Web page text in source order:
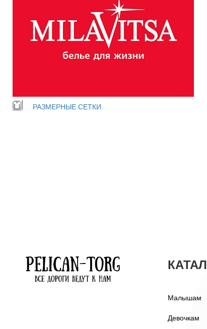
РАЗМЕРНЫЕ СЕТКИ
Малышам
Девочкам